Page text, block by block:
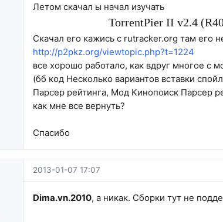
Летом скачал ы начал изучать
TorrentPier II v2.4
Скачал его кажись с rutracker.org там его
http://p2pkz.org/viewtopic.php?t=1224
все хорошо работало, как вдруг многое с
(бб код Несколько вариантов вставки
Парсер рейтинга, Мод Кинопоиск Парсер
как мне все вернуть?
Спасибо
2013-01-07 17:07
Dima.vn.2010, а никак. Сборки тут не